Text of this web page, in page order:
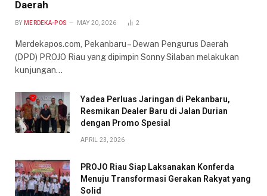
Daerah
BY MERDEKA-POS MAY 20, 2026 2
Merdekapos.com, Pekanbaru – Dewan Pengurus Daerah
(DPD) PROJO Riau yang dipimpin Sonny Silaban melakukan
kunjungan…
Yadea Perluas Jaringan di Pekanbaru,
Resmikan Dealer Baru di Jalan Durian
dengan Promo Spesial
APRIL 23, 2026
PROJO Riau Siap Laksanakan Konferda
Menuju Transformasi Gerakan Rakyat yang
Solid